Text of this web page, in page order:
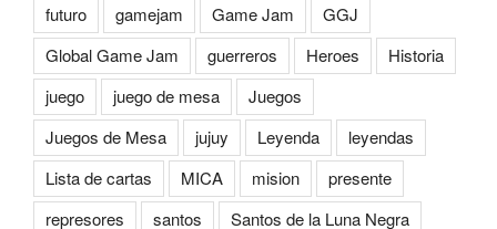
futuro
gamejam Game Jam
GGJ
Global Game Jam
guerreros Heroes
Historia
juego
juego de mesa
Juegos
Juegos de Mesa
jujuy Leyenda
leyendas
Lista de cartas
MICA mision
presente
represores
santos Santos de la Luna Negra